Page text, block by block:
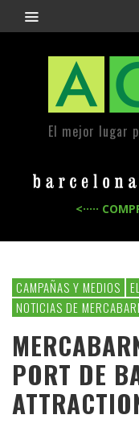
El mejor lugar
<·····
CAMPAÑAS Y MEDIOS
NOTICIAS DE
PORT DE